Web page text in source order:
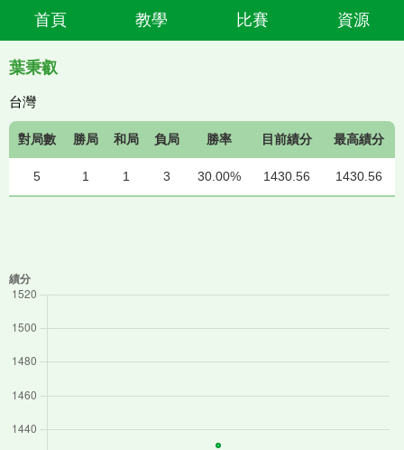
首頁 教學 比賽 資源
葉秉叡
台灣
對局數 勝局 和局 負局 勝率 目前績分 最高績分
5 1 1 3 30.00% 1430.56 1430.56